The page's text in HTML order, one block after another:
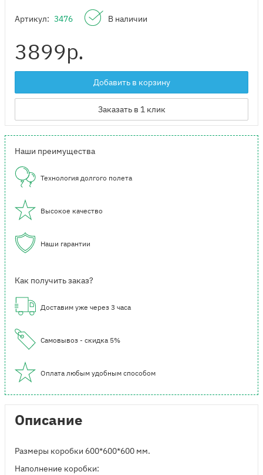
Артикул: 3476 В наличии
3899р.
Добавить в корзину
Заказать в 1 клик
Наши преимущества
Технология долгого полета
Высокое качество
Наши гарантии
Как получить заказ?
Доставим уже через 3 часа
Самовывоз - скидка 5%
Оплата любым удобным способом
Описание
Размеры коробки 600*600*600 мм.
Наполнение коробки: